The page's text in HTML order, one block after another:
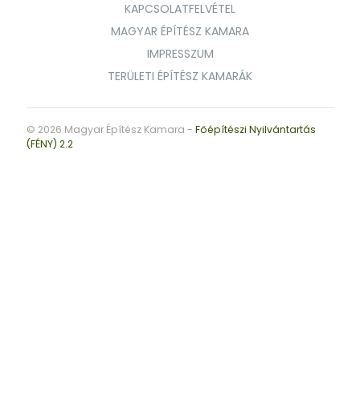
KAPCSOLATFELVÉTEL
MAGYAR ÉPÍTÉSZ KAMARA
IMPRESSZUM
TERÜLETI ÉPÍTÉSZ KAMARÁK
© 2026 Magyar Építész Kamara - Főépítészi Nyilvántartás
(FÉNY) 2.2